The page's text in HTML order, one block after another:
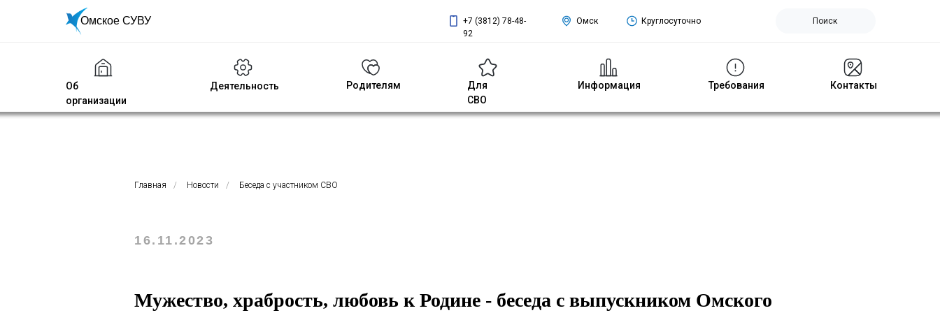
Деятельность Информация Требования Контакты
Омское СУВУ
Об
организации
Родителям
Для
СВО
Поиск
Омск Круглосуточно
+7 (3812) 78-48-
92
Главная / Новости / Беседа с участником СВО
16.11.2023
Мужество, храбрость, любовь к Родине - беседа с выпускником Омского